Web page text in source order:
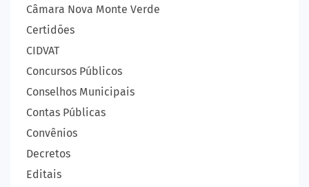
Câmara Nova Monte Verde
Certidões
CIDVAT
Concursos Públicos
Conselhos Municipais
Contas Públicas
Convênios
Decretos
Editais